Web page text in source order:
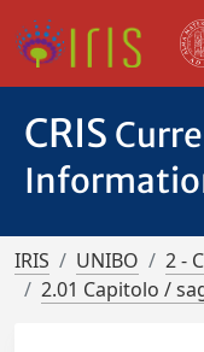
CRIS
IRIS UNIBO
2 -
2.01 Capitolo /